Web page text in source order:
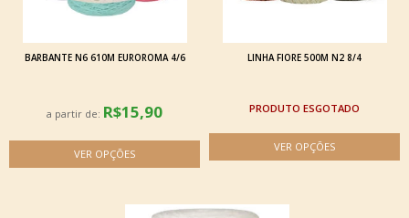
BARBANTE N6 610M EUROROMA 4/6
a partir de: R$15,90
LINHA FIORE 500M N2 8/4
ESGOTADO